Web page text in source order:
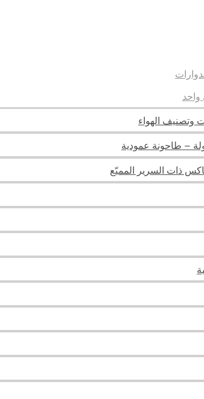
واحد
وتصنيف الهواء
– طاحونة عمودية
ذات السرير المميّع